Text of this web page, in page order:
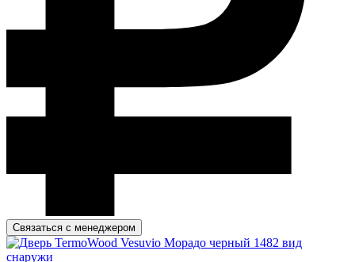
Связаться с менеджером